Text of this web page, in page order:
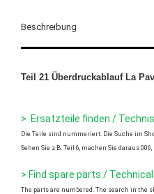
Beschreibung
Teil 21 Überdruckablauf La
> Ersatzteile finden /
Die Teile sind nummeriert. Die Suche im
Sehen Sie z.B. Teil 6, machen Sie daraus
> Find spare parts /
The parts are numbered. The search in the